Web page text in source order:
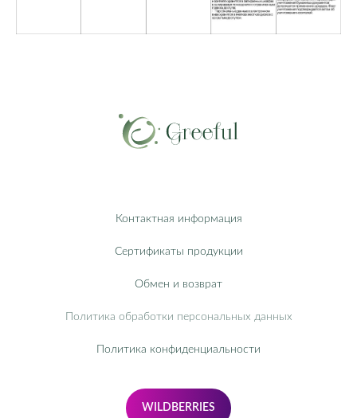
Контактная информация
Сертификаты продукции
Обмен и возврат
Политика обработки персональных данных
Политика конфиденциальности
WILDBERRIES